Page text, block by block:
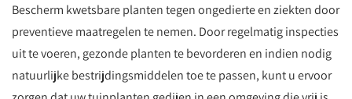
Bescherm kwetsbare planten tegen ongedierte en ziekten door
preventieve maatregelen te nemen. Door regelmatig inspecties
uit te voeren, gezonde planten te bevorderen en indien nodig
natuurlijke bestrijdingsmiddelen toe te passen, kunt u ervoor